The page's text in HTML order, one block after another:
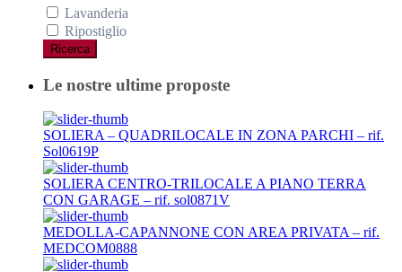
Lavanderia
Ripostiglio
Ricerca
Le nostre ultime proposte
SOLIERA – QUADRILOCALE IN ZONA PARCHI – rif.
Sol0619P
SOLIERA CENTRO-TRILOCALE A PIANO TERRA
CON GARAGE – rif. sol0871V
MEDOLLA-CAPANNONE CON AREA PRIVATA – rif.
MEDCOM0888